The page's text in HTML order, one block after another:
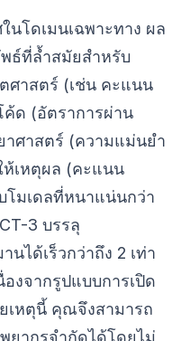
นโดเมนเฉพาะทาง ผล
พธ์ที่ล้ำสมัยสำหรับ
ศาสตร์ (เช่น คะแนน
ค้ด (อัตราการผ่าน
าศาสตร์ (ความแม่นยำ
ห้เหตุผล (คะแนน
โมเดลที่หนาแน่นกว่า
3 บรรลุ
ได้เร็วกว่าถึง 2 เท่า
งจากรูปแบบการเปิด
เหตุนี้ คุณจึงสามารถ
ยากรจำกัดได้โดยไม่